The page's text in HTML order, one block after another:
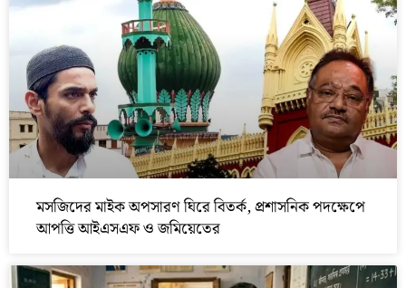
মসজিদের মাইক অপসারণ ঘিরে বিতর্ক, প্রশাসনিক পদক্ষেপে
আপত্তি আইএসএফ ও জমিয়েতের